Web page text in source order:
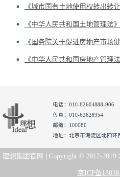
《城市国有土地使用权转出转
《中华人民共和国土地管理法》
《国务院关于促进房地产市场
《中华人民共和国房地产管理法
电话：010-82604888-906
传真：010-62628954
邮编：100080
地址：北京市海淀区北四环
理想集团官网 | Copyright © 2012-2019
京ICP备